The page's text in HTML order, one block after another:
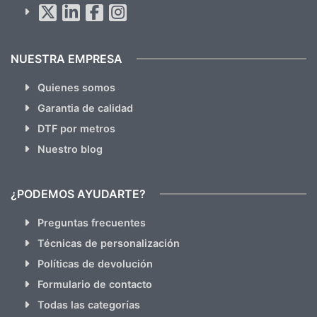
hacemos Spam)
NUESTRA EMPRESA
Quienes somos
Garantia de calidad
DTF por metros
Nuestro blog
¿PODEMOS AYUDARTE?
Preguntas frecuentes
Técnicas de personalización
Políticas de devolución
Formulario de contacto
Todas las categorías